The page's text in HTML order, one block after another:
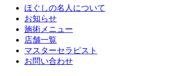
ほぐしの名人について
お知らせ
施術メニュー
店舗一覧
マスターセラピスト
お問い合わせ